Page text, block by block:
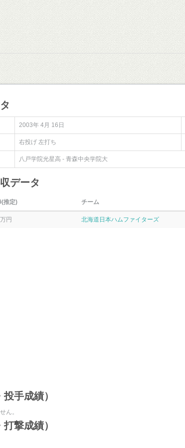
2003年 4月 16日
右投げ 左打ち
八戸学院光星高 - 青森中央学院大
データ
(推定) チーム
円 北海道日本ハムファイターズ
手成績）
ん。
撃成績）